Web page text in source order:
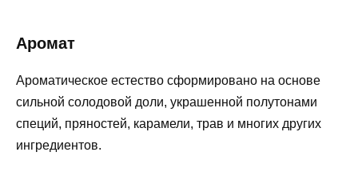
Аромат
Ароматическое естество сформировано на основе
сильной солодовой доли, украшенной полутонами
специй, пряностей, карамели, трав и многих других
ингредиентов.